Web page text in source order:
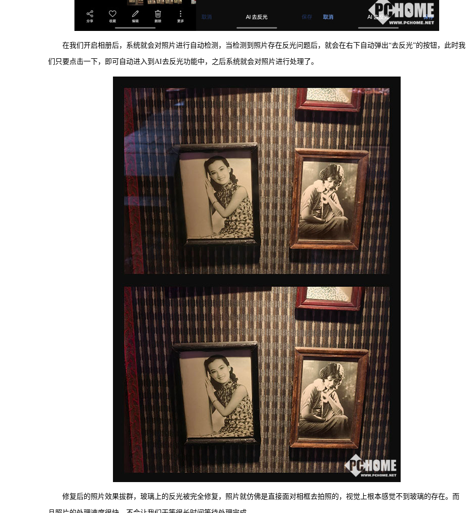
在我们开启相册后，系统就会对照片进行自动检测，当检测到照片存在反光问题后，就会在右下自动弹出“去反光”的按钮，此时我
们只要点击一下，即可自动进入到AI去反光功能中，之后系统就会对照片进行处理了。
修复后的照片效果拔群，玻璃上的反光被完全修复，照片就仿佛是直接面对相框去拍照的，视觉上根本感觉不到玻璃的存在。而